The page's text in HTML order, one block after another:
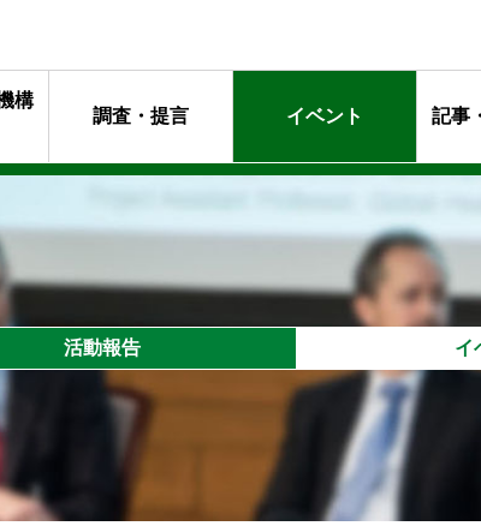
構
行動指針
セージ
アマンメッセージ
活動
プロフェッショナル達
調査・提言 イベント 記事
活動報告 イ